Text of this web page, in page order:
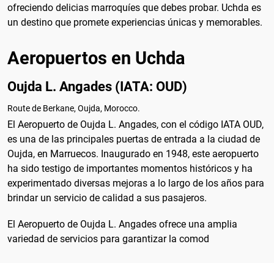
ofreciendo delicias marroquíes que debes probar. Uchda es
un destino que promete experiencias únicas y memorables.
Aeropuertos en Uchda
Oujda L. Angades (IATA: OUD)
Route de Berkane, Oujda, Morocco.
El Aeropuerto de Oujda L. Angades, con el código IATA OUD,
es una de las principales puertas de entrada a la ciudad de
Oujda, en Marruecos. Inaugurado en 1948, este aeropuerto
ha sido testigo de importantes momentos históricos y ha
experimentado diversas mejoras a lo largo de los años para
brindar un servicio de calidad a sus pasajeros.
El Aeropuerto de Oujda L. Angades ofrece una amplia
variedad de servicios para garantizar la comod